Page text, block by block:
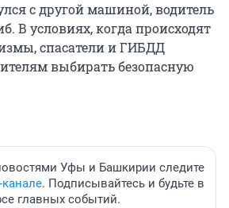
с другой машиной, водитель
В условиях, когда происходят
спасатели и ГИБДД
выбирать безопасную
Уфы и Башкирии следите
. Подписывайтесь и будьте в
главных событий.